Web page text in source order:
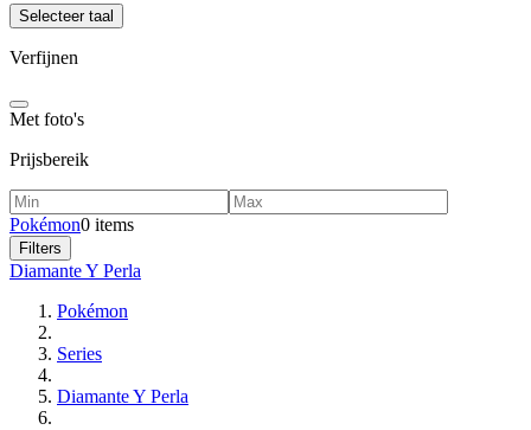
Selecteer taal
Verfijnen
Met foto's
Prijsbereik
Pokémon0 items
Filters
Diamante Y Perla
Pokémon
Series
Diamante Y Perla